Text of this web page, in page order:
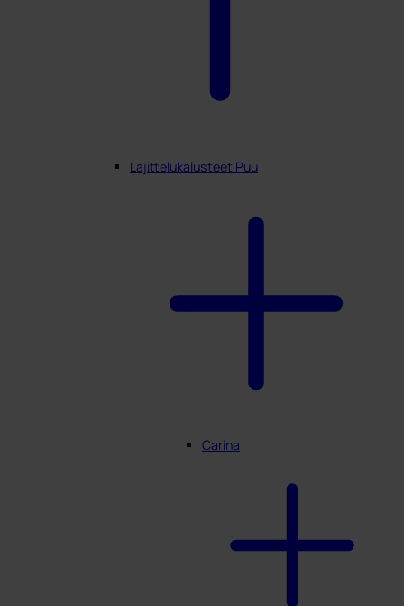
Lajittelukalusteet Puu
Carina